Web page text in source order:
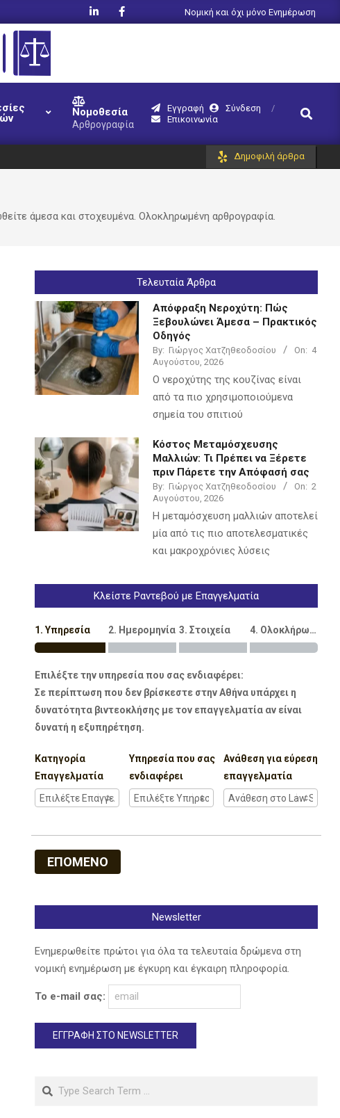
Νομική και όχι μόνο Ενημέρωση
Νομοθεσία
Αρθρογραφία
Εγγραφή
Σύνδεση
Επικοινωνία
Search
Δημοφιλή άρθρα
άμεσα και στοχευμένα. Ολοκληρωμένη αρθρογραφία.
Τελευταία Άρθρα
Απόφραξη Νεροχύτη: Πώς
Ξεβουλώνει Άμεσα – Πρακτικός
Οδηγός
By: Γιώργος Χατζηθεοδοσίου On: 4
Αυγούστου, 2026
Ο νεροχύτης της κουζίνας είναι
από τα πιο χρησιμοποιούμενα
σημεία του σπιτιού
Κόστος Μεταμόσχευσης
Μαλλιών: Τι Πρέπει να Ξέρετε
πριν Πάρετε την Απόφασή σας
By: Γιώργος Χατζηθεοδοσίου On: 2
Αυγούστου, 2026
Η μεταμόσχευση μαλλιών αποτελεί
μία από τις πιο αποτελεσματικές
και μακροχρόνιες λύσεις
Κλείστε Ραντεβού με Επαγγελματία
1. Υπηρεσία 2. Ημερομηνία 3. Στοιχεία 4. Ολοκλήρωση
Επιλέξτε την υπηρεσία που σας ενδιαφέρει:
Σε περίπτωση που δεν βρίσκεστε στην Αθήνα υπάρχει η
δυνατότητα βιντεοκλήσης με τον επαγγελματία αν είναι
δυνατή η εξυπηρέτηση.
Κατηγορία
Επαγγελματία
Υπηρεσία που σας
ενδιαφέρει
Ανάθεση για εύρεση
επαγγελματία
ΕΠΟΜΕΝΟ
Newsletter
Ενημερωθείτε πρώτοι για όλα τα τελευταία δρώμενα στη
νομική ενημέρωση με έγκυρη και έγκαιρη πληροφορία.
Το e-mail σας:
Search